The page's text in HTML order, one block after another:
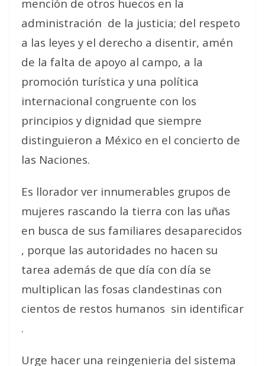
mención de otros huecos en la
administración de la justicia; del respeto
a las leyes y el derecho a disentir, amén
de la falta de apoyo al campo, a la
promoción turística y una política
internacional congruente con los
principios y dignidad que siempre
distinguieron a México en el concierto de
las Naciones.
Es llorador ver innumerables grupos de
mujeres rascando la tierra con las uñas
en busca de sus familiares desaparecidos
, porque las autoridades no hacen su
tarea además de que día con día se
multiplican las fosas clandestinas con
cientos de restos humanos sin identificar
.
Urge hacer una reingenieria del sistema